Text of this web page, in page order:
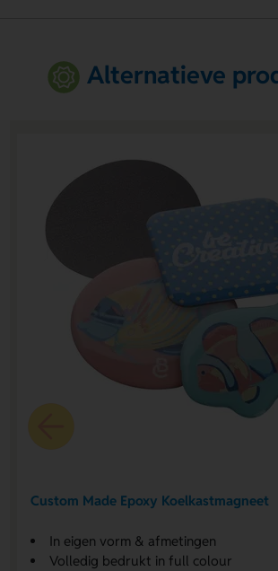
Alternatieve
Custom Made Epoxy Koelkastmagneet
In eigen vorm & afmetingen
Volledig bedrukt in full colour